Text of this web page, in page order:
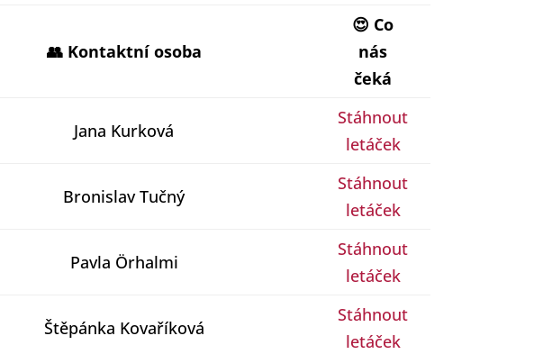
👥 Kontaktní osoba
😍 Co
nás
čeká
Jana Kurková
Stáhnout
letáček
Bronislav Tučný
Stáhnout
letáček
Pavla Örhalmi
Stáhnout
letáček
Štěpánka Kovaříková
Stáhnout
letáček